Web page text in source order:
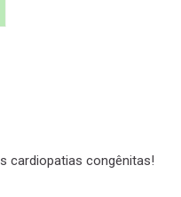
cardiopatias congênitas!